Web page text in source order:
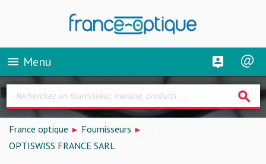
menu Menu
search
France optique
Fournisseurs
OPTISWISS FRANCE SARL